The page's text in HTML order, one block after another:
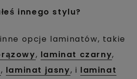
innego stylu?
opcje laminatów, takie
, laminat czarny,
, laminat jasny, i laminat